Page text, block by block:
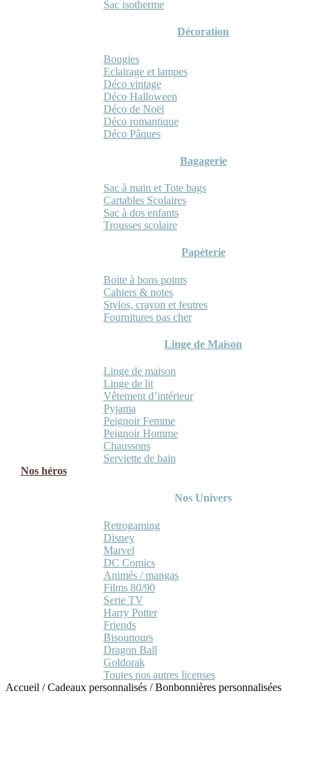
Sac isotherme
Décoration
Bougies
Eclairage et lampes
Déco vintage
Déco Halloween
Déco de Noël
Déco romantique
Déco Pâques
Bagagerie
Sac à main et Tote bags
Cartables Scolaires
Sac à dos enfants
Trousses scolaire
Papèterie
Boite à bons points
Cahiers & notes
Stylos, crayon et feutres
Fournitures pas cher
Linge de Maison
Linge de maison
Linge de lit
Vêtement d’intérieur
Pyjama
Peignoir Femme
Peignoir Homme
Chaussons
Serviette de bain
Nos héros
Nos Univers
Retrogaming
Disney
Marvel
DC Comics
Animés / mangas
Films 80/90
Serie TV
Harry Potter
Friends
Bisounours
Dragon Ball
Goldorak
Toutes nos autres licenses
Accueil /Cadeaux personnalisés /Bonbonnières personnalisées